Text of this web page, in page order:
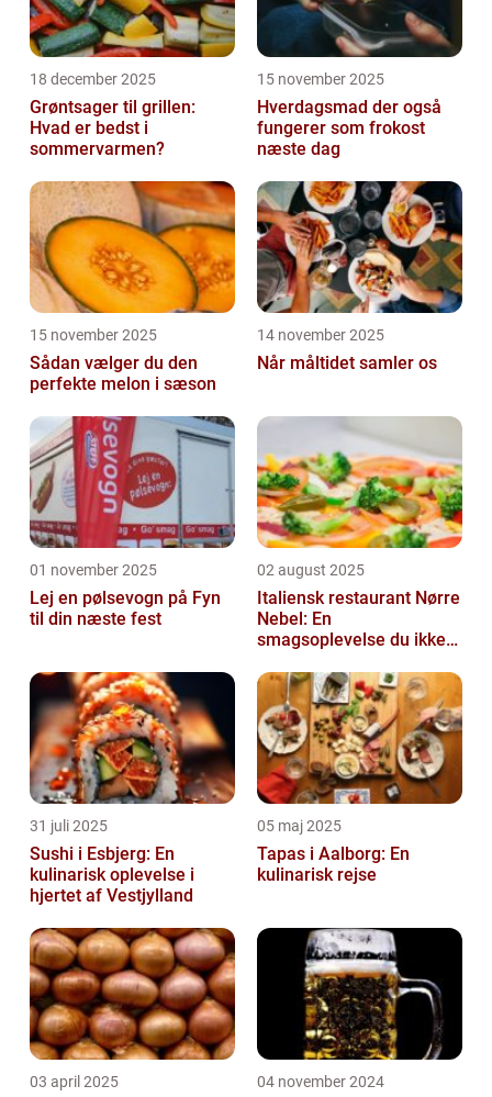
18 december 2025
Grøntsager til grillen:
Hvad er bedst i
sommervarmen?
15 november 2025
Hverdagsmad der også
fungerer som frokost
næste dag
15 november 2025
Sådan vælger du den
perfekte melon i sæson
14 november 2025
Når måltidet samler os
01 november 2025
Lej en pølsevogn på Fyn
til din næste fest
02 august 2025
Italiensk restaurant Nørre
Nebel: En
smagsoplevelse du ikke
31 juli 2025
Sushi i Esbjerg: En
kulinarisk oplevelse i
hjertet af Vestjylland
05 maj 2025
Tapas i Aalborg: En
kulinarisk rejse
03 april 2025 04 november 2024